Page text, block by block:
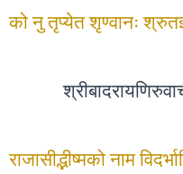
को नु तृप्येत शृण्वानः
राजासीद्भीष्मको नाम